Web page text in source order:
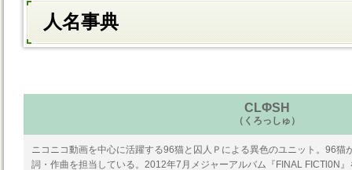
人名事典
CLΦSH
（くろっしゅ）
ニコニコ動画を中心に活躍する96猫と囚人Ｐによる異色のユニット。96猫
詞・作曲を担当している。2012年7月メジャーアルバム『FINAL FICTl0N